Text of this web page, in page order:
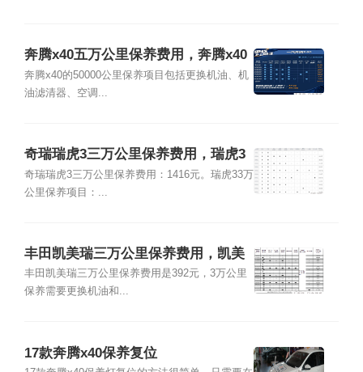
奔腾x40五万公里保养费用，奔腾x40
5万公里保养项目
奔腾x40的50000公里保养项目包括更换机油、机
油滤清器、空调...
奇瑞瑞虎3三万公里保养费用，瑞虎3
3万公里保养项目
奇瑞瑞虎3三万公里保养费用：1416元。瑞虎33万
公里保养项目：...
丰田凯美瑞三万公里保养费用，凯美
瑞3万公里保养项目
丰田凯美瑞三万公里保养费用是392元，3万公里
保养需要更换机油和...
17款奔腾x40保养复位